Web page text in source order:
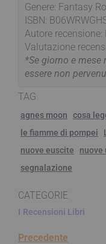
Genere: Fantasy
ISBN:
Autore
Valutazione
*Se giorno e
essere non
TAG
agnes moon cosa
le fiamme di pompei
nuove euscite
nuove
segnalazione
CATEGORIE
I Recensioni Libri
Precedente